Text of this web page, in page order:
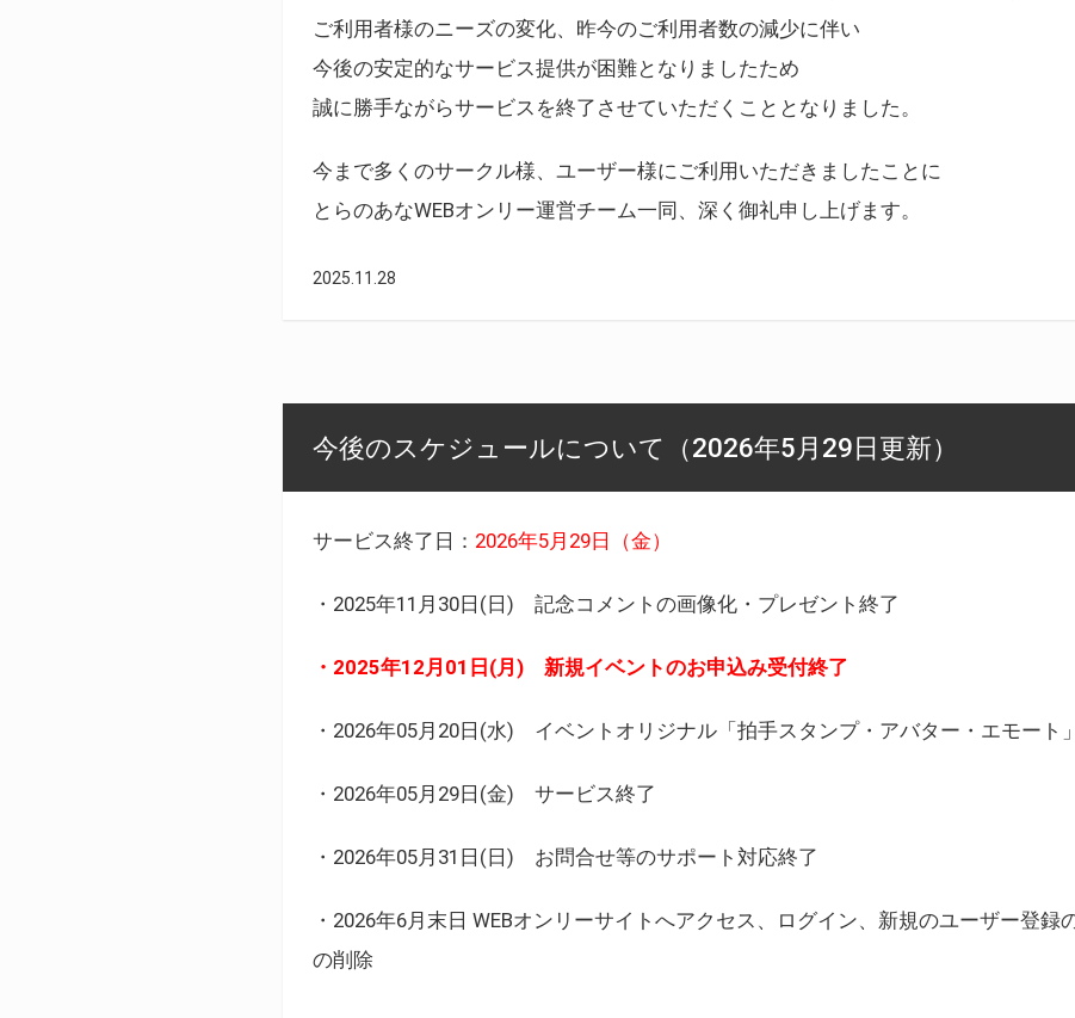
ご利用者様のニーズの変化、昨今のご利用者数の減少に伴い
今後の安定的なサービス提供が困難となりましたため
誠に勝手ながらサービスを終了させていただくこととなりました。
今まで多くのサークル様、ユーザー様にご利用いただきましたことに
とらのあなWEBオンリー運営チーム一同、深く御礼申し上げます。
2025.11.28
今後のスケジュールについて（2026年5月29日更新）
サービス終了日： 2026年5月29日（金）
・2025年11月30日(日) 記念コメントの画像化・プレゼント終了
・2025年12月01日(月) 新規イベントのお申込み受付終了
・2026年05月20日(水) イベントオリジナル「拍手スタンプ・アバター・エモート
・2026年05月29日(金) サービス終了
・2026年05月31日(日) お問合せ等のサポート対応終了
・2026年6月末日 WEBオンリーサイトへアクセス、ログイン、新規のユーザー登録
の削除